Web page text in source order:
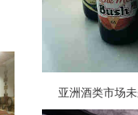
亚洲酒类市场